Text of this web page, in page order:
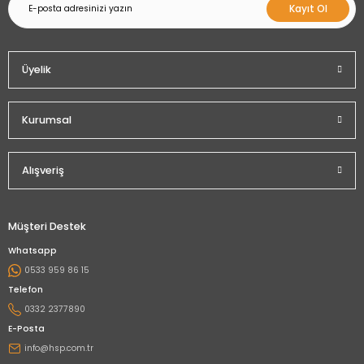
Kayıt Ol
Üyelik
Kurumsal
Alışveriş
Müşteri Destek
Whatsapp
0533 959 86 15
Telefon
0332 2377890
E-Posta
info@hsp.com.tr